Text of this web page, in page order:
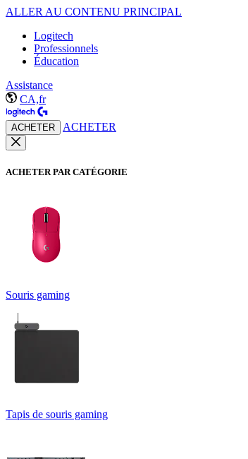
ALLER AU CONTENU PRINCIPAL
Logitech
Professionnels
Éducation
Assistance
CA,fr
ACHETER ACHETER
ACHETER PAR CATÉGORIE
Souris gaming
Tapis de souris gaming